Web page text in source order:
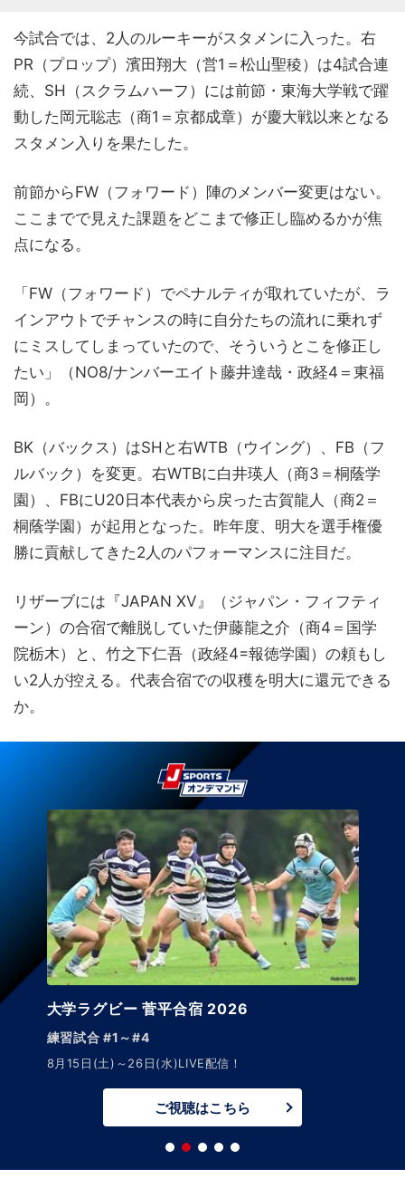
今試合では、2人のルーキーがスタメンに入った。右
PR（プロップ）濱田翔大（営1＝松山聖稜）は4試合連
続、SH（スクラムハーフ）には前節・東海大学戦で躍
動した岡元聡志（商1＝京都成章）が慶大戦以来となる
スタメン入りを果たした。
前節からFW（フォワード）陣のメンバー変更はない。
ここまでで見えた課題をどこまで修正し臨めるかが焦
点になる。
「FW（フォワード）でペナルティが取れていたが、ラ
インアウトでチャンスの時に自分たちの流れに乗れず
にミスしてしまっていたので、そういうとこを修正し
たい」（NO8/ナンバーエイト藤井達哉・政経4＝東福
岡）。
BK（バックス）はSHと右WTB（ウイング）、FB（フ
ルバック）を変更。右WTBに白井瑛人（商3＝桐蔭学
園）、FBにU20日本代表から戻った古賀龍人（商2＝
桐蔭学園）が起用となった。昨年度、明大を選手権優
勝に貢献してきた2人のパフォーマンスに注目だ。
リザーブには『JAPAN XV』（ジャパン・フィフティ
ーン）の合宿で離脱していた伊藤龍之介（商4＝国学
院栃木）と、竹之下仁吾（政経4=報徳学園）の頼もし
い2人が控える。代表合宿での収穫を明大に還元できる
か。
大学ラグビー 菅平合宿 2026
練習試合 #1～#4
8月15日(土)～26日(水)LIVE配信！
ご視聴はこちら